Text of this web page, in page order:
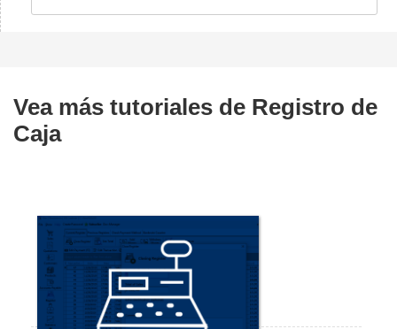
Vea más tutoriales de Registro de
Caja